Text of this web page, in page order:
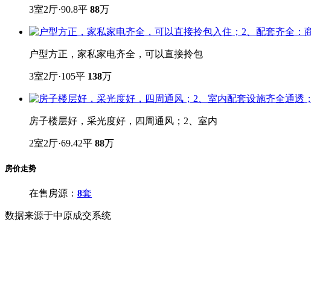
3室2厅·90.8平 88万
户型方正，家私家电齐全，可以直接拎包
3室2厅·105平 138万
房子楼层好，采光度好，四周通风；2、室内
2室2厅·69.42平 88万
房价走势
在售房源： 8套
数据来源于中原成交系统